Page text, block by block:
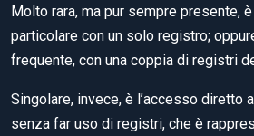
Molto rara, ma pur sempre presente, è
particolare con un solo registro;
frequente, con una coppia di registri
Singolare, invece, è l’accesso diretto
senza far uso di registri, che è